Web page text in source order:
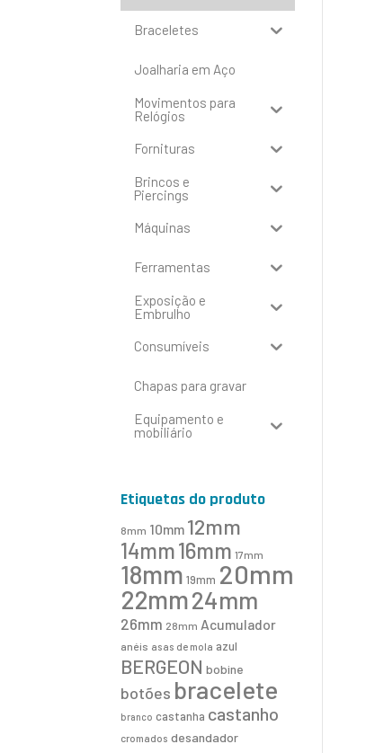
Braceletes
Joalharia em Aço
Movimentos para
Relógios
Fornituras
Brincos e
Piercings
Máquinas
Ferramentas
Exposição e
Embrulho
Consumíveis
Chapas para gravar
Equipamento e
mobiliário
Etiquetas do produto
8mm 10mm 12mm
14mm16mm 17mm
18mm 19mm 20mm
22mm24mm
26mm 28mm Acumulador
anéis asas de mola azul
BERGEON bobine
botões bracelete
branco castanha castanho
cromados desandador